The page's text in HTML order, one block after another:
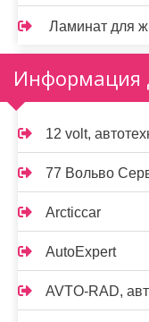
Ламинат для
Информация
12 volt,
77 Вольво
Arcticcar
AutoExpert
AVTO-RAD,